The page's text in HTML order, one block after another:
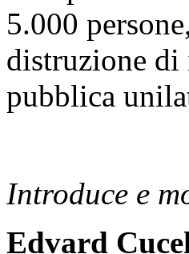
5.000
distruzione
pubblica
Introduce e
Edvard